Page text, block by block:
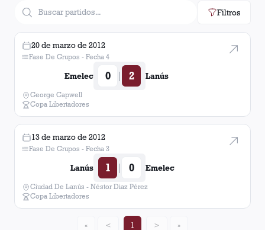
Filtros
20 de marzo de 2012
Fase De Grupos - Fecha 4
Emelec 0 | 2 Lanús
George Capwell
Copa Libertadores
13 de marzo de 2012
Fase De Grupos - Fecha 3
Lanús 1 | 0 Emelec
Ciudad De Lanús - Néstor Diaz Pérez
Copa Libertadores
« < 1 > »